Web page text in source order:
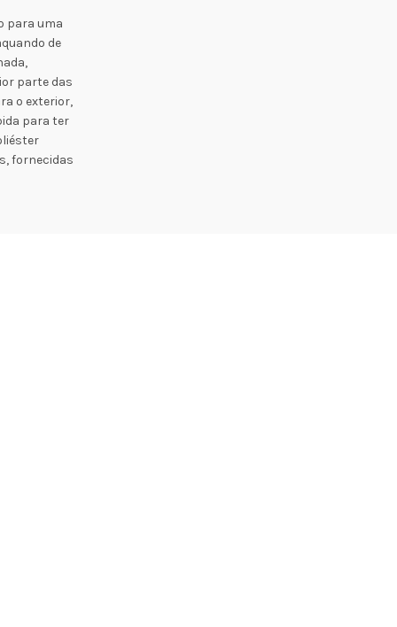
para uma
de
parte das
o exterior,
para ter
fornecidas